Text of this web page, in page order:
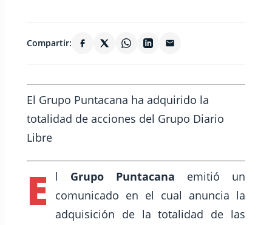
Compartir:
El Grupo Puntacana ha adquirido la
totalidad de acciones del Grupo Diario
Libre
E l Grupo Puntacana emitió un
comunicado en el cual anuncia la
adquisición de la totalidad de las